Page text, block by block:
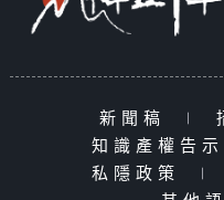
新聞稿 |
知識產權告示
私隱政策
|